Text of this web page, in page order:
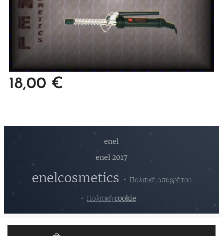
18,00 €
enel
enel 2017
enelcosmetics Πολιτική απορρήτου
Πολιτική cookie